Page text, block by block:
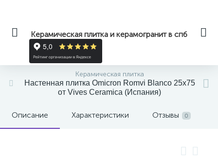
Керамическая плитка и керамогранит в спб
Керамическая плитка
Настенная плитка Omicron Romvi Blanco 25x75
от Vives Ceramica (Испания)
Описание Характеристики Отзывы 0